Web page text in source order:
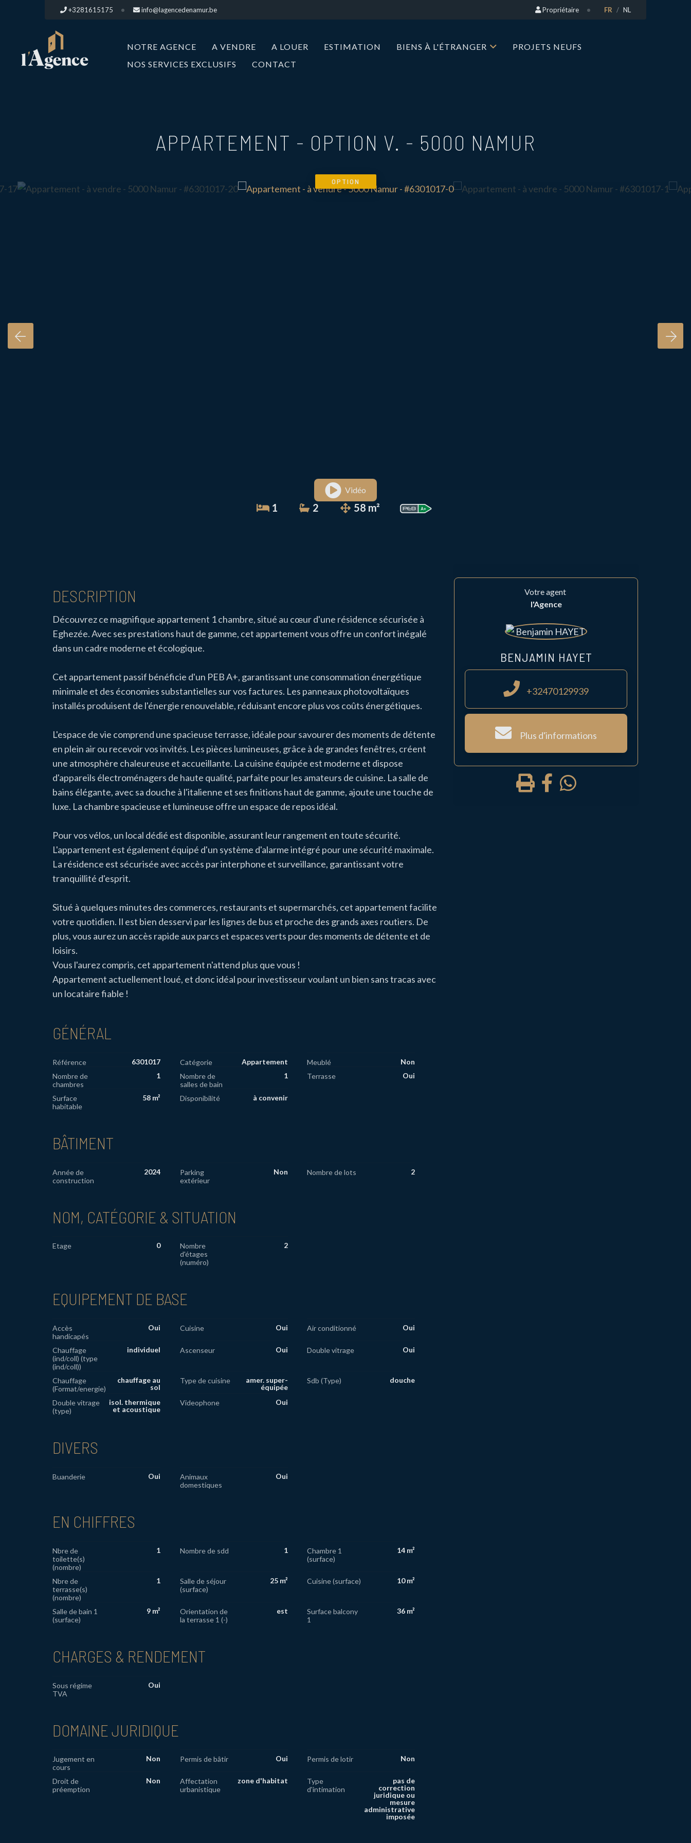
+3281615175 info@lagencedenamur.be Propriétaire FR NL
NOTRE AGENCE A VENDRE A LOUER ESTIMATION BIENS À L'ÉTRANGER
PROJETS NEUFS
NOS SERVICES EXCLUSIFS
CONTACT
APPARTEMENT - OPTION V. - 5000 NAMUR
OPTION
Vidéo
1 2 58 m²
DESCRIPTION
Découvrez ce magnifique appartement 1 chambre, situé au cœur d'une résidence sécurisée à
Eghezée. Avec ses prestations haut de gamme, cet appartement vous offre un confort inégalé
dans un cadre moderne et écologique.
Cet appartement passif bénéficie d'un PEB A+, garantissant une consommation énergétique
minimale et des économies substantielles sur vos factures. Les panneaux photovoltaïques
installés produisent de l'énergie renouvelable, réduisant encore plus vos coûts énergétiques.
L'espace de vie comprend une spacieuse terrasse, idéale pour savourer des moments de détente
en plein air ou recevoir vos invités. Les pièces lumineuses, grâce à de grandes fenêtres, créent
une atmosphère chaleureuse et accueillante. La cuisine équipée est moderne et dispose
d'appareils électroménagers de haute qualité, parfaite pour les amateurs de cuisine. La salle de
bains élégante, avec sa douche à l'italienne et ses finitions haut de gamme, ajoute une touche de
luxe. La chambre spacieuse et lumineuse offre un espace de repos idéal.
Pour vos vélos, un local dédié est disponible, assurant leur rangement en toute sécurité.
L'appartement est également équipé d'un système d'alarme intégré pour une sécurité maximale.
La résidence est sécurisée avec accès par interphone et surveillance, garantissant votre
tranquillité d'esprit.
Situé à quelques minutes des commerces, restaurants et supermarchés, cet appartement facilite
votre quotidien. Il est bien desservi par les lignes de bus et proche des grands axes routiers. De
plus, vous aurez un accès rapide aux parcs et espaces verts pour des moments de détente et de
loisirs.
Vous l'aurez compris, cet appartement n'attend plus que vous !
Appartement actuellement loué, et donc idéal pour investisseur voulant un bien sans tracas avec
un locataire fiable !
GÉNÉRAL
Référence 6301017 Catégorie Appartement Meublé
Non
Nombre de
chambres
1
Nombre de
salles de bain
1 Terrasse Oui
Surface
habitable
58 m² Disponibilité à convenir
BÂTIMENT
Année de
construction
2024
Parking
extérieur
Non Nombre de lots 2
NOM, CATÉGORIE & SITUATION
Etage 0
Nombre
d'étages
(numéro)
2
EQUIPEMENT DE BASE
Accès
handicapés
Oui Cuisine Oui Air conditionné Oui
Chauffage
(ind/coll) (type
(ind/coll))
individuel Ascenseur Oui Double vitrage Oui
Chauffage
(Format/energie)
chauffage au
sol
Type de cuisine
amer. super-
équipée
Sdb (Type) douche
Double vitrage
(type)
isol. thermique
et acoustique
Videophone Oui
DIVERS
Buanderie Oui
Animaux
domestiques
Oui
EN CHIFFRES
Nbre de
toilette(s)
(nombre)
1 Nombre de sdd 1
Chambre 1
(surface)
14 m²
Nbre de
terrasse(s)
(nombre)
1
Salle de séjour
(surface)
25 m² Cuisine (surface) 10 m²
Salle de bain 1
(surface)
9 m²
Orientation de
la terrasse 1 (-)
est
Surface balcony
1
36 m²
CHARGES & RENDEMENT
Sous régime
TVA
Oui
DOMAINE JURIDIQUE
Jugement en
cours
Non Permis de bâtir Oui Permis de lotir Non
Droit de
préemption
Non
Affectation
urbanistique
zone d'habitat
Type
d'intimation
pas de
correction
juridique ou
mesure
administrative
imposée
Votre agent
l'Agence
BENJAMIN HAYET
+32470129939
Plus d'informations